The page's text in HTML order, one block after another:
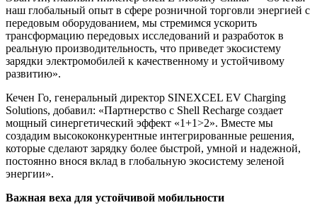
наш глобальный опыт в сфере розничной торговли энергией с
передовым оборудованием, мы стремимся ускорить
трансформацию передовых исследований и разработок в
реальную производительность, что приведет экосистему
зарядки электромобилей к качественному и устойчивому
развитию».
Кечен Го, генеральный директор SINEXCEL EV Charging
Solutions, добавил: «Партнерство с Shell Recharge создает
мощный синергетический эффект «1+1>2». Вместе мы
создадим высококонкурентные интегрированные решения,
которые сделают зарядку более быстрой, умной и надежной,
постоянно внося вклад в глобальную экосистему зеленой
энергии».
Важная веха для устойчивой мобильности